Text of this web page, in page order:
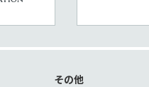
その他